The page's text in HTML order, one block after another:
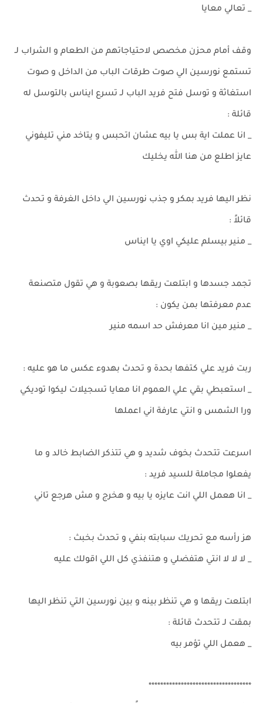
_ تعالي معايا
وقف أمام محزن مخصص لاحتياجاتهم من الطعام و الشراب لـ
تستمع نورسين الي صوت طرقات الباب من الداخل و صوت
استغاثة و توسل فتح فريد الباب لـ تسرع ايناس بالتوسل له
قائلة :
_ انا عملت اية بس يا بيه عشان اتحبس و يتاخد مني تليفوني
عايز اطلع من هنا الله يخليك
نظر اليها فريد بمكر و جذب نورسين الي داخل الغرفة و تحدث
قائلاً :
_ منير بيسلم عليكي اوي يا ايناس
تجمد جسدها و ابتلعت ريقها بصعوبة و هي تقول متصنعة
عدم معرفتها بمن يكون :
_ منير مين انا معرفش حد اسمه منير
ربت فريد علي كتفها بحدة و تحدث بهدوء عكس ما هو عليه :
_ استعبطي بقي علي العموم انا معايا تسجيلات ليكوا توديكي
ورا الشمس و انتي عارفة اني اعملها
اسرعت تتحدث بخوف شديد و هي تتذكر الضابط خالد و ما
يفعلوا مجاملة للسيد فريد :
_ انا هعمل اللي انت عايزه يا بيه و هخرج و مش هرجع تاني
هز رأسه مع تحريك سبابته بنفي و تحدث بخبث :
_ لا لا لا انتي هتفضلي و هتنفذي كل اللي اقولك عليه
ابتلعت ريقها و هي تنظر بينه و بين نورسين التي تنظر اليها
بمقت لـ تتحدث قائلة :
_ هعمل اللي تؤمر بيه
***********************************